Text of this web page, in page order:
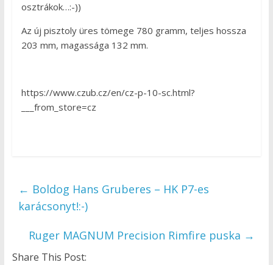
osztrákok…:-))
Az új pisztoly üres tömege 780 gramm, teljes hossza
203 mm, magassága 132 mm.
https://www.czub.cz/en/cz-p-10-sc.html?
___from_store=cz
← Boldog Hans Gruberes – HK P7-es
karácsonyt!:-)
Ruger MAGNUM Precision Rimfire puska →
Share This Post: